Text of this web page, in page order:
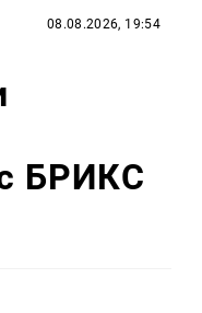
08.08.2026, 19:54
БРИКС